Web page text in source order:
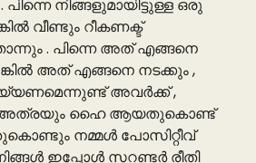
നിങ്ങളുമായിട്ടുള്ള ഒരു
വീണ്ടും റീകണക്ട്
. പിന്നെ അത് എങ്ങനെ
അത് എങ്ങനെ നടക്കും ,
അവർക്ക് ,
അത്രയും ഹൈ ആയതുകൊണ്ട്
നമ്മൾ പോസിറ്റീവ്
ഇപ്പോൾ സറണ്ടർ രീതി